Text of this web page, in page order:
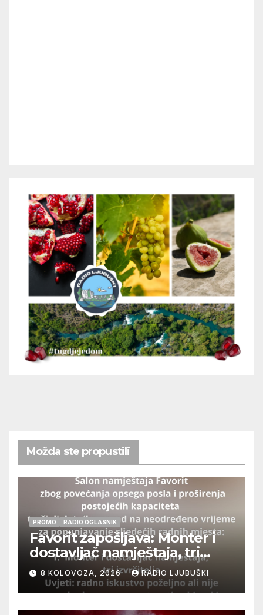
Možda ste propustili
PROMO RADIO OGLASNIK
Favorit zapošljava: Monter i
dostavljač namještaja, tri
izvršitelja
8 KOLOVOZA, 2026 RADIO LJUBUŠKI